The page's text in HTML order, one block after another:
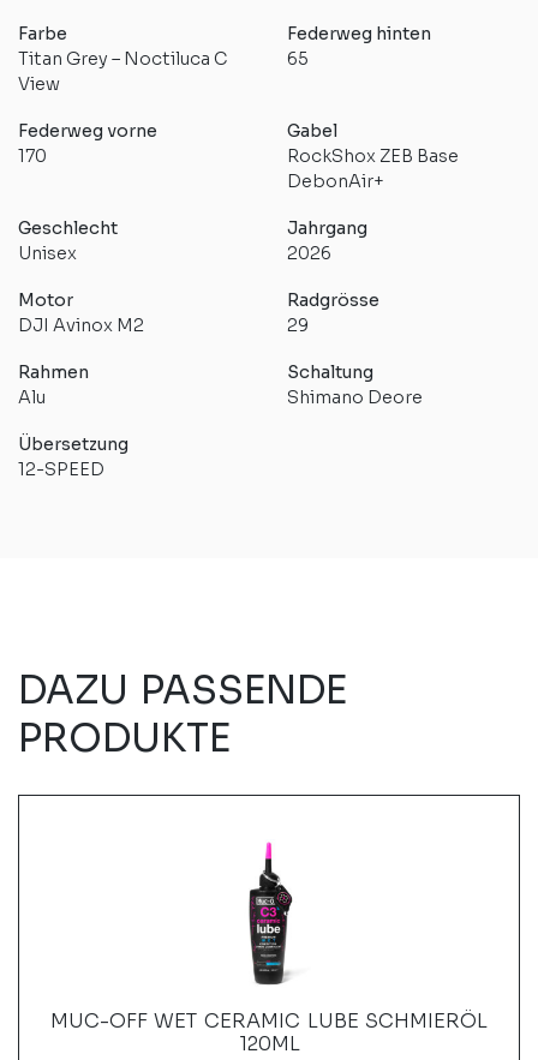
Farbe
Titan Grey – Noctiluca C
View
Federweg hinten
65
Federweg vorne
170
Gabel
RockShox ZEB Base
DebonAir+
Geschlecht
Unisex
Jahrgang
2026
Motor
DJI Avinox M2
Radgrösse
29
Rahmen
Alu
Schaltung
Shimano Deore
Übersetzung
12-SPEED
DAZU PASSENDE
PRODUKTE
MUC-OFF WET CERAMIC LUBE SCHMIERÖL
120ML